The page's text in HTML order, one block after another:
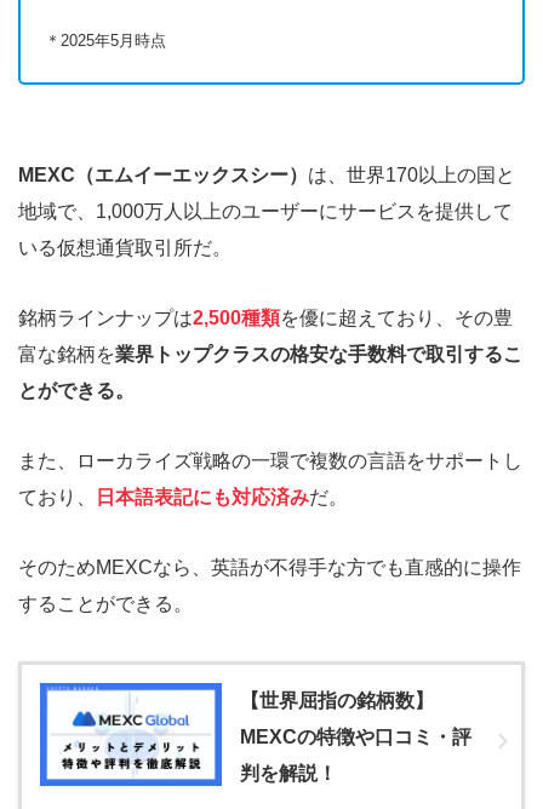
＊2025年5月時点
MEXC（エムイーエックスシー） は、世界170以上の国と
地域で、1,000万人以上のユーザーにサービスを提供して
いる仮想通貨取引所だ。
銘柄ラインナップは2,500種類を優に超えており、その豊
富な銘柄を業界トップクラスの格安な手数料で取引するこ
とができる。
また、ローカライズ戦略の一環で複数の言語をサポートし
ており、
日本語表記にも対応済みだ。
そのためMEXCなら、英語が不得手な方でも直感的に操作
することができる。
【世界屈指の銘柄数】
MEXCの特徴や口コミ・評
判を解説！